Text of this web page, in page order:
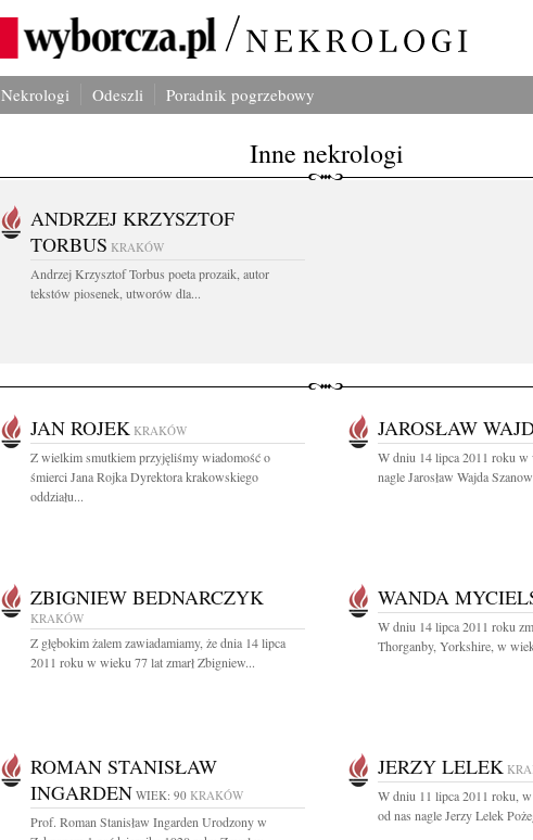
Nekrologi Odeszli Poradnik pogrzebowy
Inne nekrologi
ANDRZEJ KRZYSZTOF
TORBUS KRAKÓW
Andrzej Krzysztof Torbus poeta prozaik, autor
tekstów piosenek, utworów dla...
JAN ROJEK KRAKÓW
Z wielkim smutkiem przyjęliśmy wiadomość o
śmierci Jana Rojka Dyrektora krakowskiego
oddziału...
JAROSŁAW
W dniu 14 lipca 2011 roku w
nagle Jarosław Wajda
ZBIGNIEW BEDNARCZYK
KRAKÓW
Z głębokim żalem zawiadamiamy, że dnia 14 lipca
2011 roku w wieku 77 lat zmarł Zbigniew...
WANDA
W dniu 14 lipca 2011 roku
Thorganby, Yorkshire, w
ROMAN STANISŁAW
INGARDEN WIEK: 90 KRAKÓW
Prof. Roman Stanisław Ingarden Urodzony w
JERZY LELEK
W dniu 11 lipca 2011 roku,
od nas nagle Jerzy Lelek